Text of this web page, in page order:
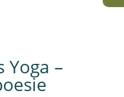
Yoga –